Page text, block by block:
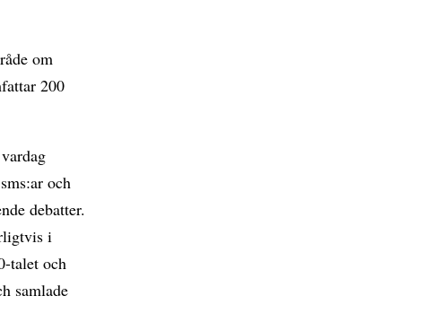
om
200
och
debatter.
i
talet och
samlade